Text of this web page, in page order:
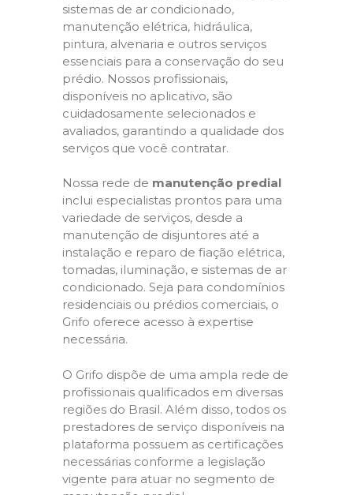
sistemas de ar condicionado,
manutenção elétrica, hidráulica,
pintura, alvenaria e outros serviços
essenciais para a conservação do seu
prédio. Nossos profissionais,
disponíveis no aplicativo, são
cuidadosamente selecionados e
avaliados, garantindo a qualidade dos
serviços que você contratar.
Nossa rede de manutenção predial
inclui especialistas prontos para uma
variedade de serviços, desde a
manutenção de disjuntores até a
instalação e reparo de fiação elétrica,
tomadas, iluminação, e sistemas de ar
condicionado. Seja para condomínios
residenciais ou prédios comerciais, o
Grifo oferece acesso à expertise
necessária.
O Grifo dispõe de uma ampla rede de
profissionais qualificados em diversas
regiões do Brasil. Além disso, todos os
prestadores de serviço disponíveis na
plataforma possuem as certificações
necessárias conforme a legislação
vigente para atuar no segmento de